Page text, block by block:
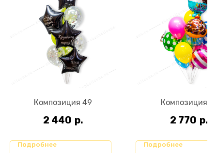
Композиция 49
2 440 р.
Подробнее
Композиция 51
2 770 р.
Подробнее